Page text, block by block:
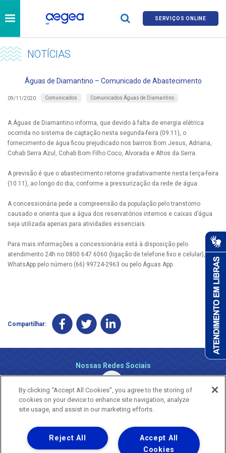
SERVIÇOS ONLINE
NOTÍCIAS
Águas de Diamantino – Comunicado de Abastecimento
09/11/2020 Comunicados Comunicados Águas de Diamantino
A Águas de Diamantino informa, que devido à falta de energia elétrica
ocorrida no sistema de captação nesta segunda-feira (09.11), o
fornecimento de água ficou prejudicado nos bairros Bom Jesus, Adriana,
Cohab Serra Azul, Cohab Bom Filho Coco, Alvorada e Altos da Serra.
A previsão é que o abastecimento retorne gradativamente nesta terça-feira
(10.11), ao longo do dia, conforme a pressurização da rede de água.
A concessionária pede a compreensão da população pelo transtorno
causado e orienta que a água dos reservatórios internos e caixas d’água
seja utilizada apenas para atividades essenciais.
Para mais informações a concessionária está à disposição pelo
atendimento 24h no 0800 647 6060 (ligação de telefone fixo e celular), via
WhatsApp pelo número (66) 99724-2963 ou pelo Águas App.
Compartilhar:
Nossas Redes Sociais
Uma empresa
Copyright ® 2026 - Todos os Direitos Reservados.
By clicking “Accept All Cookies”, you agree to the storing of
cookies on your device to enhance site navigation, analyze
site usage, and assist in our marketing efforts.
Accept All
Cookies
Reject All